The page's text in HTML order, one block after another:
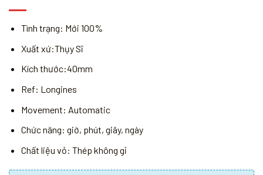
Tình trạng: Mới 100%
Xuất xứ:Thụy Sĩ
Kích thước:40mm
Ref: Longines
Movement: Automatic
Chức năng: giờ, phút, giây, ngày
Chất liệu vỏ: Thép không gỉ